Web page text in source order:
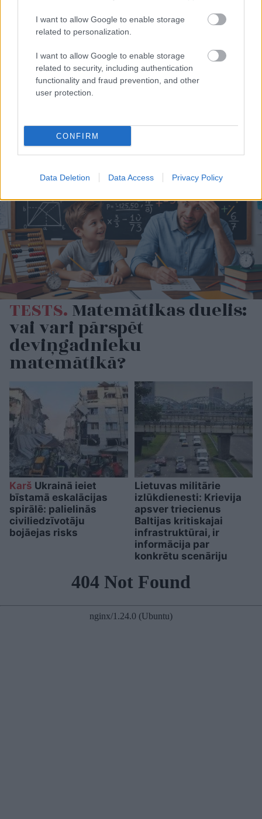
I want to allow Google to enable storage
related to personalization.
I want to allow Google to enable storage
related to security, including authentication
functionality and fraud prevention, and other
user protection.
CONFIRM
Data Deletion Data Access Privacy Policy
Priekulestraģēdijas
lietā jauns pavērsiens:
apcietinātā policista
Lietuviešu uzņēmējs
piedāvā vēl nedzirdētu
uzņēmums”
TESTS.Matemātikas duelis:
vai vari pārspēt
deviņgadnieku
matemātikā?
Karš Ukrainā ieiet
bīstamā eskalācijas
spirālē: palielinās
civiliedzīvotāju
bojāejas risks
Lietuvas militārie
izlūkdienesti: Krievija
apsver triecienus
Baltijas kritiskajai
infrastruktūrai, ir
informācija par
konkrētu scenāriju